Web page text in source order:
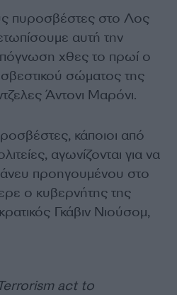
πυροσβέστες στο Λος
αυτή την
χθες το πρωί ο
σώματος της
Άντονι Μαρόνι.
κάποιοι από
αγωνίζονται για να
άνευ προηγουμένου στο
ο κυβερνήτης της
Γκάβιν Νιούσομ,
act to